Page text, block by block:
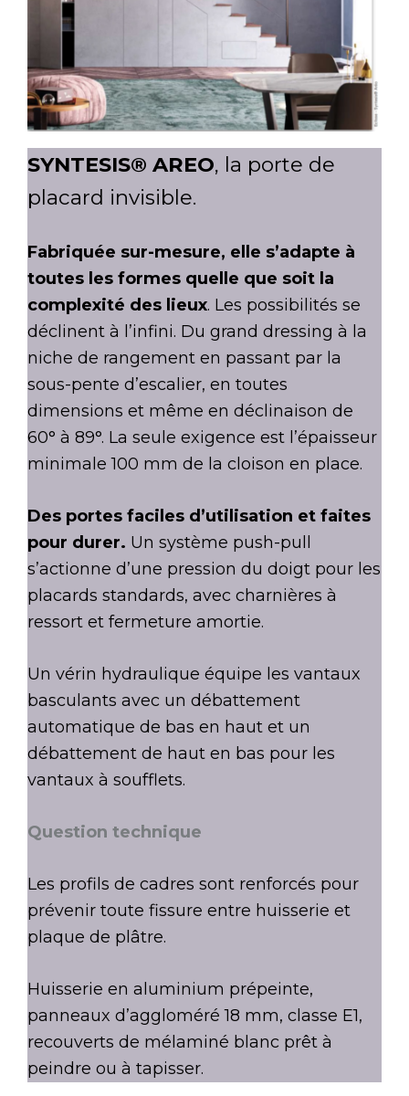
SYNTESIS® AREO, la porte de
placard invisible.
Fabriquée sur-mesure, elle s’adapte à
toutes les formes quelle que soit la
complexité des lieux. Les possibilités se
déclinent à l’infini. Du grand dressing à la
niche de rangement en passant par la
sous-pente d’escalier, en toutes
dimensions et même en déclinaison de
60° à 89°. La seule exigence est l’épaisseur
minimale 100 mm de la cloison en place.
Des portes faciles d’utilisation et faites
pour durer. Un système push-pull
s’actionne d’une pression du doigt pour les
placards standards, avec charnières à
ressort et fermeture amortie.
Un vérin hydraulique équipe les vantaux
basculants avec un débattement
automatique de bas en haut et un
débattement de haut en bas pour les
vantaux à soufflets.
Question technique
Les profils de cadres sont renforcés pour
prévenir toute fissure entre huisserie et
plaque de plâtre.
Huisserie en aluminium prépeinte,
panneaux d’aggloméré 18 mm, classe E1,
recouverts de mélaminé blanc prêt à
peindre ou à tapisser.